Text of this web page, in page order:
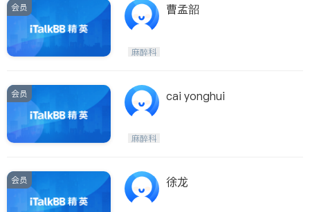
会员 曹孟韶
麻醉科
会员 cai yonghui
麻醉科
会员 徐龙